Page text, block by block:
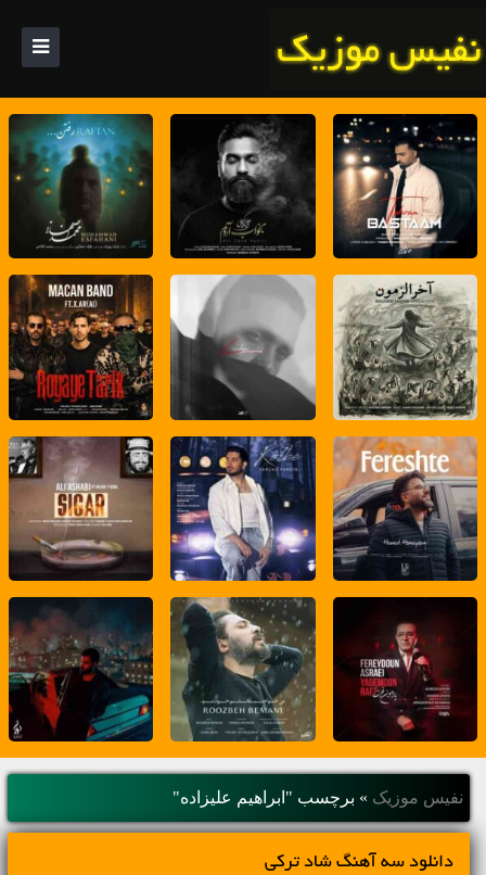
نفیس موزیک » برچسب "ابراهیم علیزاده"
دانلود سه آهنگ شاد ترکی